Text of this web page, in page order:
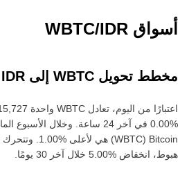
أسواق WBTC/IDR
مخطط تحويل WBTC إلى IDR
هبوط‏، انخفاض‏ ‏‎5.00‎%‎‏ خلال آخر 30 يومًا.